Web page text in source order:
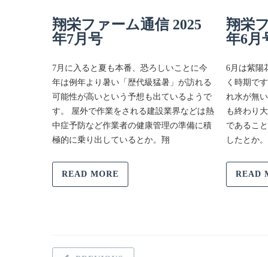
翔栄ファーム通信 2025
年7月号
7月に入ると夏も本番、恐ろしいことに今
年は例年より暑い「歴代級猛暑」が訪れる
可能性が高いという予想も出ているようで
す。 屋外で作業をされる建設業界などは熱
中症予防など作業者の健康管理の準備に積
極的に乗り出しているとか。翔
READ MORE
翔栄
年6月
6月は紫陽
く時期で
れ水が無
も終わり
であるこ
したとか
READ